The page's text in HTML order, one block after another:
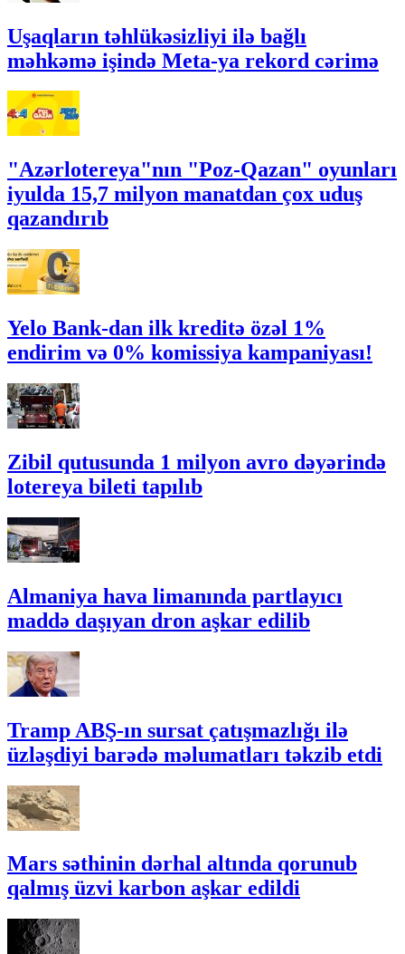
Uşaqların təhlükəsizliyi ilə bağlı
məhkəmə işində Meta-ya rekord cərimə
"Azərlotereya"nın "Poz-Qazan" oyunları
iyulda 15,7 milyon manatdan çox uduş
qazandırıb
Yelo Bank-dan ilk kreditə özəl 1%
endirim və 0% komissiya kampaniyası!
Zibil qutusunda 1 milyon avro dəyərində
lotereya bileti tapılıb
Almaniya hava limanında partlayıcı
maddə daşıyan dron aşkar edilib
Tramp ABŞ-ın sursat çatışmazlığı ilə
üzləşdiyi barədə məlumatları təkzib etdi
Mars səthinin dərhal altında qorunub
qalmış üzvi karbon aşkar edildi